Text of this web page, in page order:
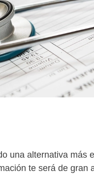
una alternativa más
te será de gran